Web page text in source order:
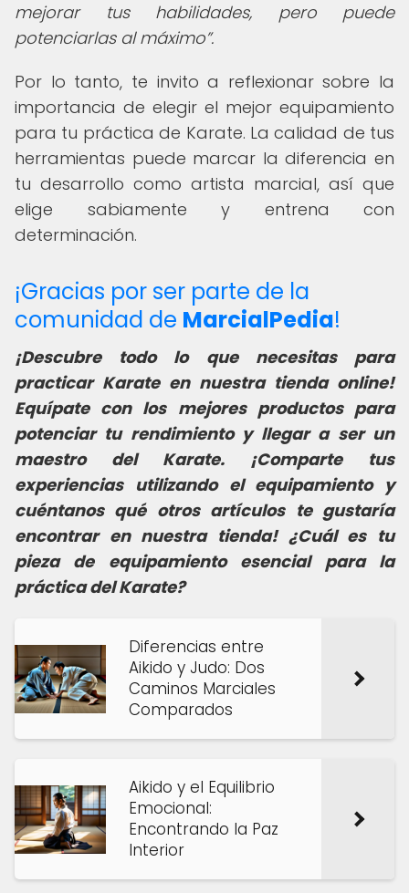
mejorar tus habilidades, pero puede
potenciarlas al máximo .
Por lo tanto, te invito a reflexionar sobre la
importancia de elegir el mejor equipamiento
para tu práctica de Karate. La calidad de tus
herramientas puede marcar la diferencia en
tu desarrollo como artista marcial, así que
elige sabiamente y entrena con
determinación.
¡Gracias por ser parte de la
comunidad de MarcialPedia!
¡Descubre todo lo que necesitas para
practicar Karate en nuestra tienda online!
Equípate con los mejores productos para
potenciar tu rendimiento y llegar a ser un
maestro del Karate. ¡Comparte tus
experiencias utilizando el equipamiento y
cuéntanos qué otros artículos te gustaría
encontrar en nuestra tienda! ¿Cuál es tu
pieza de equipamiento esencial para la
práctica del Karate?
Diferencias entre
Aikido y Judo: Dos
Caminos Marciales
Comparados
Aikido y el Equilibrio
Emocional:
Encontrando la Paz
Interior